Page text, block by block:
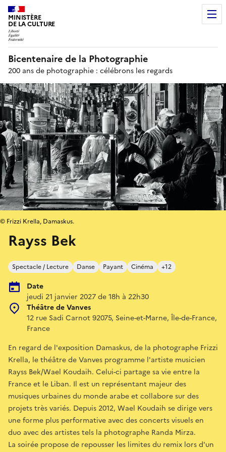
MINISTÈRE
DE LA CULTURE
Bicentenaire de la Photographie
200 ans de photographie : célébrons les regards
Rayss Bek
Spectacle / Lecture Danse Payant Cinéma +12
Date
jeudi 21 janvier 2027 de 18h à 22h30
Théâtre de Vanves
12 rue Sadi Carnot 92075, Seine-et-Marne, Île-de-France,
France
© Frizzi Krella, Damaskus.
En regard de l'exposition Damaskus, de la photographe Frizzi
Krella, le théâtre de Vanves programme l'artiste musicien
Rayss Bek/Wael Koudaih. Celui-ci partage sa vie entre la
France et le Liban. Il est un représentant majeur des
musiques urbaines du monde arabe et collabore sur des
projets très variés. Depuis 2012, Wael Koudaih se dirige vers
une forme plus performative avec des concerts visuels en
duo avec des artistes tels la photographe Randa Mirza.
La soirée propose de repousser les limites du remix lors d'un